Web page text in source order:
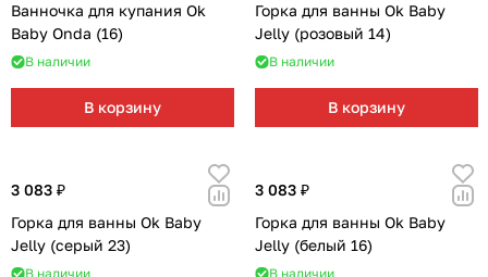
Ванночка для купания Ok
Baby Onda (16)
В наличии
В корзину
Горка для ванны Ok Baby
Jelly (розовый 14)
В наличии
В корзину
3 083 ₽
Горка для ванны Ok Baby
Jelly (серый 23)
В наличии
3 083 ₽
Горка для ванны Ok Baby
Jelly (белый 16)
В наличии